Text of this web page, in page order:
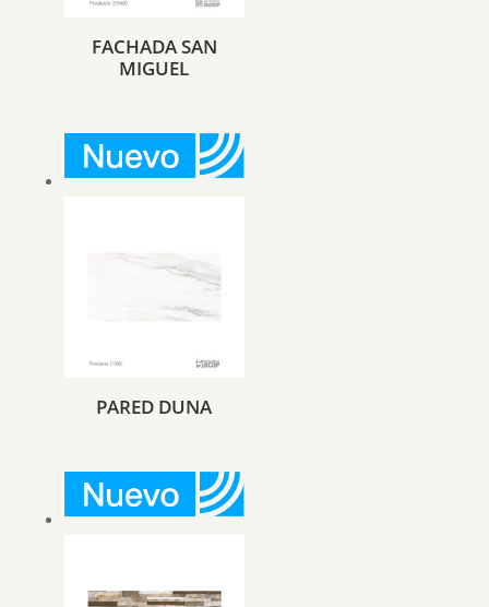
FACHADA SAN
MIGUEL
PARED DUNA